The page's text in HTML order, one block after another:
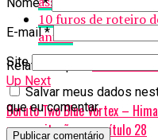
10 furos de roteiro
anime
Related Topics:
Up Next
Boruto Two Blue Vortex –
ressuscitação no capítulo 28
E-mail*
Site
Salvar meus dados
que eu comentar.